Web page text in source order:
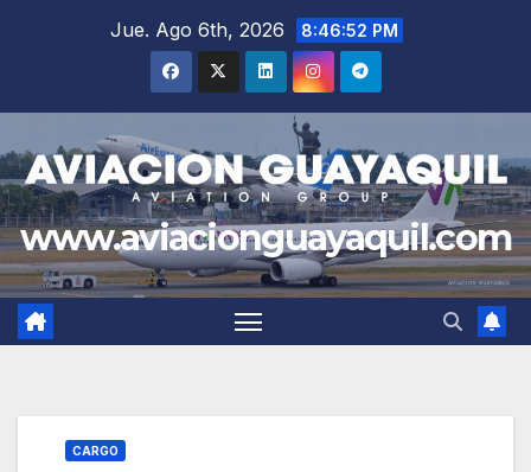
Jue. Ago 6th, 2026 8:46:53 PM
www.aviacionguayaquil.com
CARGO